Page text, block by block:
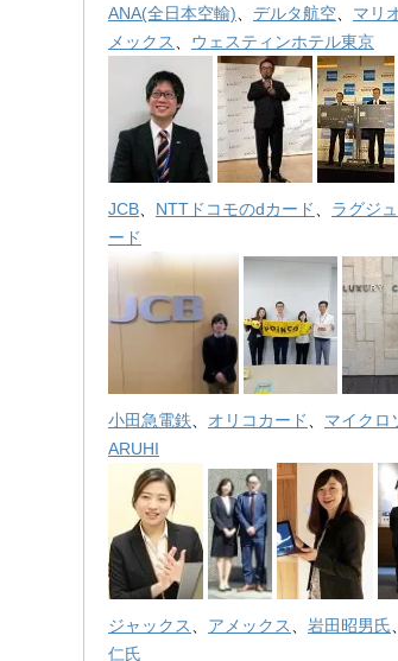
ANA(全日本空輸) デルタ航空
マリ
メックス
ウェスティンホテル東京
JCB NTTドコモのdカード
ラグジ
ード
小田急電鉄 オリコカード マイクロ
ARUHI
ジャックス アメックス 岩田昭男氏
仁氏